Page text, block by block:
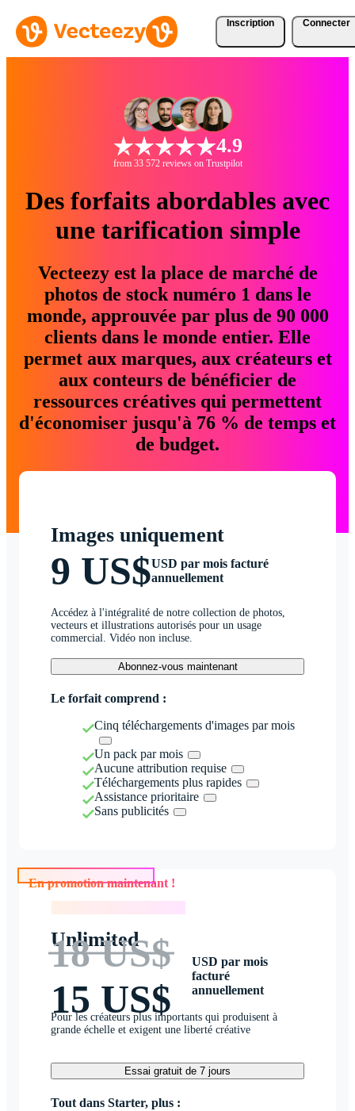
Inscription Connecter
4.9
from 33 572 reviews on Trustpilot
Des forfaits abordables avec
une tarification simple
Vecteezy est la place de marché de
photos de stock numéro 1 dans le
monde, approuvée par plus de 90 000
clients dans le monde entier. Elle
permet aux marques, aux créateurs et
aux conteurs de bénéficier de
ressources créatives qui permettent
d'économiser jusqu'à 76 % de temps et
de budget.
Images uniquement
9 US$USD par mois facturé
annuellement
Accédez à l'intégralité de notre collection de photos,
vecteurs et illustrations autorisés pour un usage
commercial. Vidéo non incluse.
Abonnez-vous maintenant
Le forfait comprend :
Cinq téléchargements d'images par mois
Un pack par mois
Aucune attribution requise
Téléchargements plus rapides
Assistance prioritaire
Sans publicités
En promotion maintenant !
Unlimited
18 US$
15 US$
USD par mois
facturé
annuellement
Pour les créateurs plus importants qui produisent à
grande échelle et exigent une liberté créative
Essai gratuit de 7 jours
Tout dans Starter, plus :